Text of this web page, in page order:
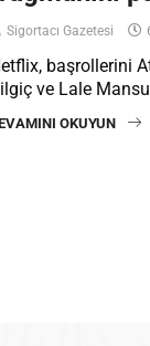
Sigortacı Gazetesi
başrollerini
ve Lale
OKUYUN